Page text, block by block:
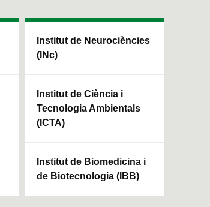
Institut de Neurociències
(INc)
Institut de Ciència i
Tecnologia Ambientals
(ICTA)
Institut de Biomedicina i
de Biotecnologia (IBB)